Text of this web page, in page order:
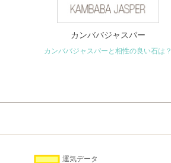
カンババジャスパー
カンババジャスパーと相性の良い石は？